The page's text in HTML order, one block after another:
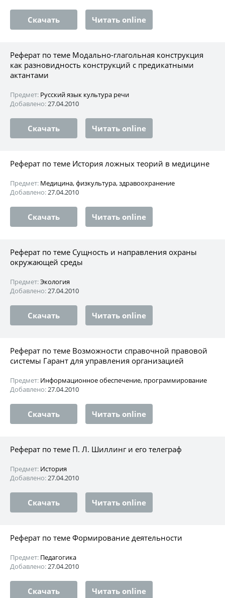
Скачать Читать online
Реферат по теме Модально-глагольная конструкция
как разновидность конструкций с предикатными
актантами
Предмет: Русский язык культура речи
Добавлено:27.04.2010
Скачать Читать online
Реферат по теме История ложных теорий в медицине
Предмет: Медицина, физкультура, здравоохранение
Добавлено:27.04.2010
Скачать Читать online
Реферат по теме Сущность и направления охраны
окружающей среды
Предмет:Экология
Добавлено:27.04.2010
Скачать Читать online
Реферат по теме Возможности справочной правовой
системы Гарант для управления организацией
Предмет: Информационное обеспечение, программирование
Добавлено:27.04.2010
Скачать Читать online
Реферат по теме П. Л. Шиллинг и его телеграф
Предмет: История
Добавлено:27.04.2010
Скачать Читать online
Реферат по теме Формирование деятельности
Предмет: Педагогика
Добавлено:27.04.2010
Скачать Читать online